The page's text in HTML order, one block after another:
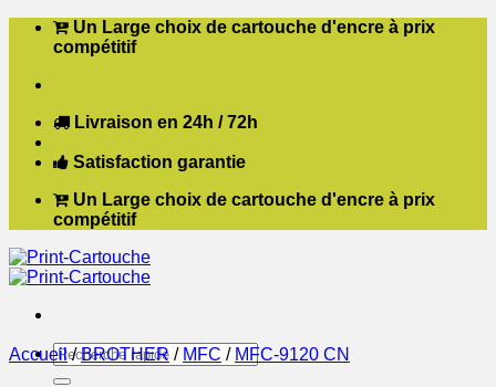
Passer Un Large choix de cartouche d'encre à prix
compétitif
Livraison en 24h / 72h
Satisfaction garantie
Un Large choix de cartouche d'encre à prix
compétitif
Recherche
pour :
Accueil / BROTHER / MFC / MFC-9120 CN